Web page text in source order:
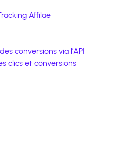
Affilae
conversions via l’API
clics et conversions